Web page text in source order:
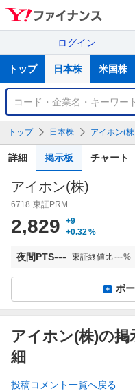
ログイン
サ
トップ 日本株 米国株
銘
検
索
トップ 日本株 アイホン(株
詳細 掲示板 チャート
アイホン(株)
6718 東証PRM
2,829
+9
+0.32 %
夜間PTS--- 東証終値比---%
ポ
アイホン(株)の
細
投稿コメント一覧へ戻る